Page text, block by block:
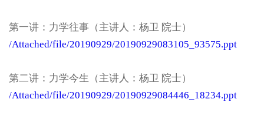
第一讲：力学往事（主讲人：杨卫 院士）
/Attached/file/20190929/20190929083105_93575.ppt
第二讲：力学今生（主讲人：杨卫 院士）
/Attached/file/20190929/20190929084446_18234.ppt